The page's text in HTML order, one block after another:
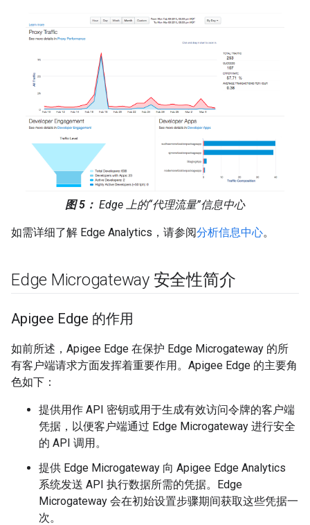
图 5： Edge 上的“代理流量”信息中心
如需详细了解 Edge Analytics，请参阅分析信息中心。
Edge Microgateway 安全性简介
Apigee Edge 的作用
如前所述，Apigee Edge 在保护 Edge Microgateway 的所
有客户端请求方面发挥着重要作用。Apigee Edge 的主要角
色如下：
提供用作 API 密钥或用于生成有效访问令牌的客户端
凭据，以便客户端通过 Edge Microgateway 进行安全
的 API 调用。
提供 Edge Microgateway 向 Apigee Edge Analytics
系统发送 API 执行数据所需的凭据。Edge
Microgateway 会在初始设置步骤期间获取这些凭据一
次。